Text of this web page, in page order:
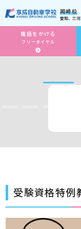
岡崎校
愛知、三
電話をかける
フリーダイヤル
受験資格特例